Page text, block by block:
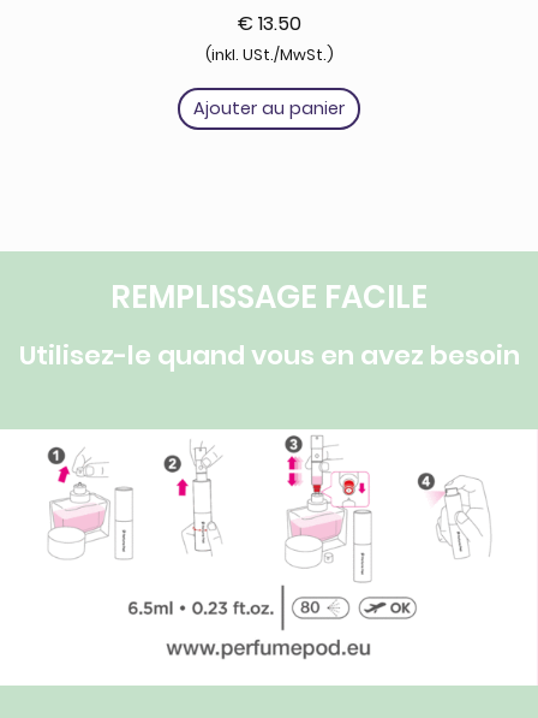
€ 13.50
(inkl. USt./MwSt.)
Ajouter au panier
REMPLISSAGE FACILE
Utilisez-le quand vous en avez besoin